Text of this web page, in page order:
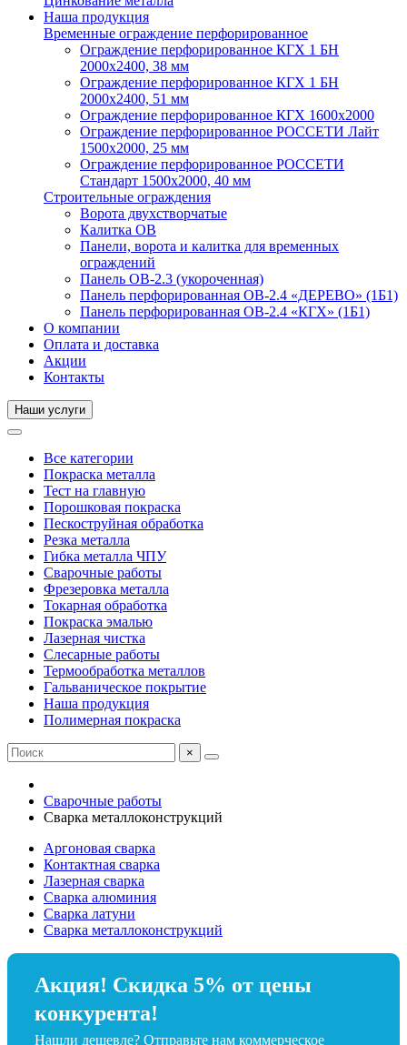
Наша продукция
Временные ограждение перфорированное
Ограждение перфорированное КГХ 1 БН
2000х2400, 38 мм
Ограждение перфорированное КГХ 1 БН
2000х2400, 51 мм
Ограждение перфорированное КГХ 1600х2000
Ограждение перфорированное РОССЕТИ Лайт
1500х2000, 25 мм
Ограждение перфорированное РОССЕТИ
Стандарт 1500х2000, 40 мм
Строительные ограждения
Ворота двухстворчатые
Калитка ОВ
Панели, ворота и калитка для временных
ограждений
Панель ОВ-2.3 (укороченная)
Панель перфорированная ОВ-2.4 «ДЕРЕВО» (1Б1)
Панель перфорированная ОВ-2.4 «КГХ» (1Б1)
О компании
Оплата и доставка
Акции
Контакты
Наши услуги
Все категории
Покраска металла
Тест на главную
Порошковая покраска
Пескоструйная обработка
Резка металла
Гибка металла ЧПУ
Сварочные работы
Фрезеровка металла
Токарная обработка
Покраска эмалью
Лазерная чистка
Слесарные работы
Термообработка металлов
Гальваническое покрытие
Наша продукция
Полимерная покраска
×
Сварочные работы
Сварка металлоконструкций
Аргоновая сварка
Контактная сварка
Лазерная сварка
Сварка алюминия
Сварка латуни
Сварка металлоконструкций
Акция! Скидка 5% от цены
конкурента!
Нашли дешевле? Отправьте нам коммерческое